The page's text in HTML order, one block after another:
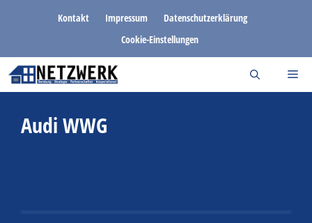
Kontakt Impressum
Datenschutzerklärung
Cookie-Einstellungen
Audi WWG